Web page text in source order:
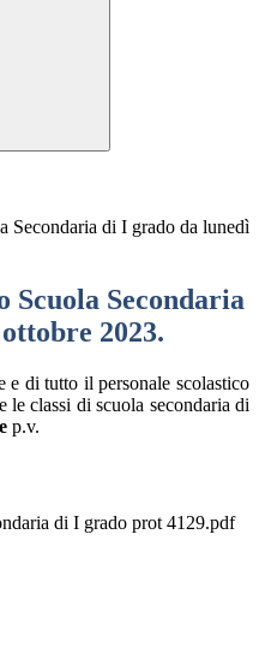
Secondaria di I grado da lunedì
Secondaria
2023.
e di tutto il personale scolastico
classi di scuola secondaria di
p.v.
di I grado prot 4129.pdf